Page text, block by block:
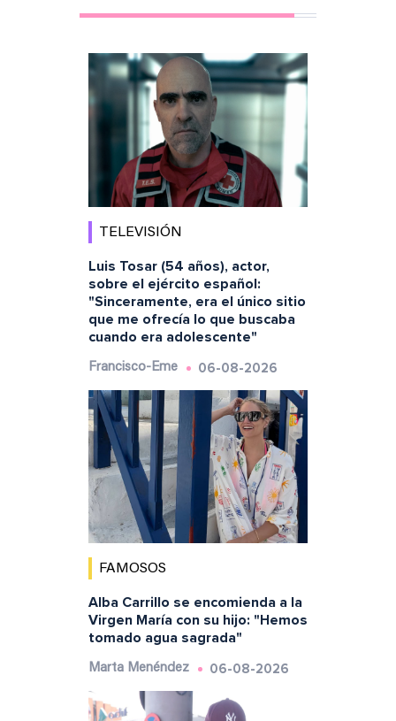
TELEVISIÓN
Luis Tosar (54 años), actor,
sobre el ejército español:
"Sinceramente, era el único sitio
que me ofrecía lo que buscaba
cuando era adolescente"
Francisco-Eme 06-08-2026
FAMOSOS
Alba Carrillo se encomienda a la
Virgen María con su hijo: "Hemos
tomado agua sagrada"
Marta Menéndez 06-08-2026